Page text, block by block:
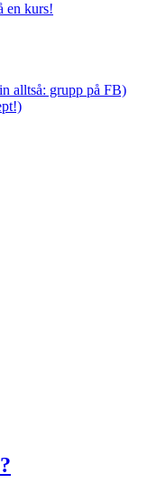
en kurs!
alltså: grupp på FB)